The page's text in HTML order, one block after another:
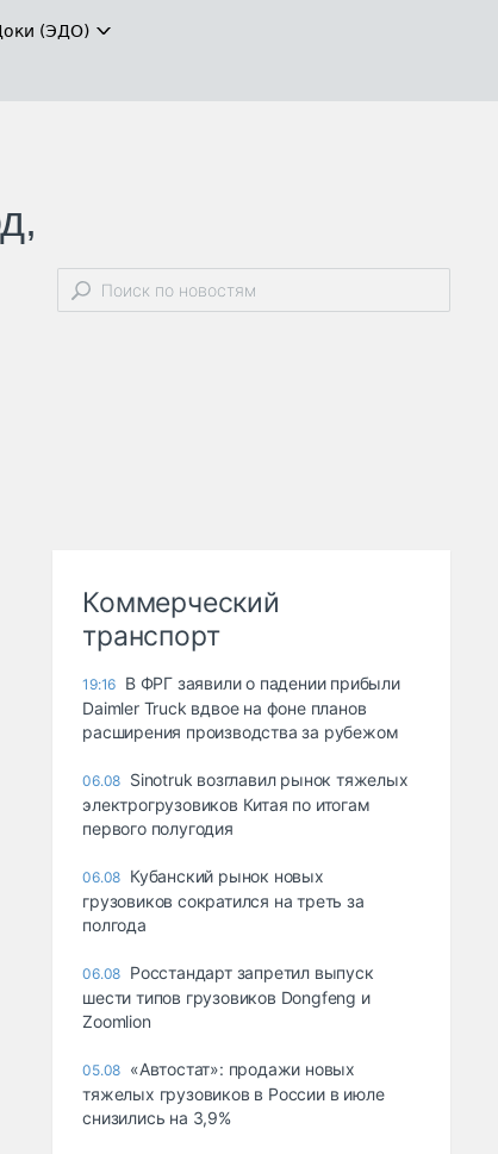
(ЭДО)
Коммерческий
транспорт
19:16 В ФРГ заявили о падении прибыли
Daimler Truck вдвое на фоне планов
расширения производства за рубежом
06.08 Sinotruk возглавил рынок тяжелых
электрогрузовиков Китая по итогам
первого полугодия
06.08 Кубанский рынок новых
грузовиков сократился на треть за
полгода
06.08 Росстандарт запретил выпуск
шести типов грузовиков Dongfeng и
Zoomlion
05.08 «Автостат»: продажи новых
тяжелых грузовиков в России в июле
снизились на 3,9%